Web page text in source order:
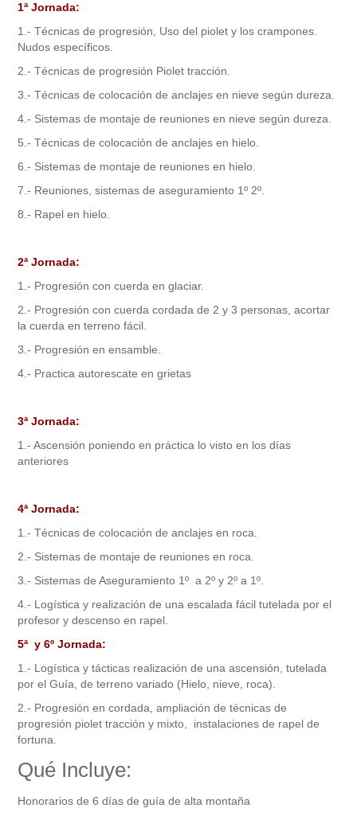
1ª Jornada:
1.- Técnicas de progresión, Uso del piolet y los crampones.
Nudos específicos.
2.- Técnicas de progresión Piolet tracción.
3.- Técnicas de colocación de anclajes en nieve según dureza.
4.- Sistemas de montaje de reuniones en nieve según dureza.
5.- Técnicas de colocación de anclajes en hielo.
6.- Sistemas de montaje de reuniones en hielo.
7.- Reuniones, sistemas de aseguramiento 1º 2º.
8.- Rapel en hielo.
2ª Jornada:
1.- Progresión con cuerda en glaciar.
2.- Progresión con cuerda cordada de 2 y 3 personas, acortar
la cuerda en terreno fácil.
3.- Progresión en ensamble.
4.- Practica autorescate en grietas
3ª Jornada:
1.- Ascensión poniendo en práctica lo visto en los días
anteriores
4ª Jornada:
1.- Técnicas de colocación de anclajes en roca.
2.- Sistemas de montaje de reuniones en roca.
3.- Sistemas de Aseguramiento 1º a 2º y 2º a 1º.
4.- Logística y realización de una escalada fácil tutelada por el
profesor y descenso en rapel.
5ª y 6º Jornada:
1.- Logística y tácticas realización de una ascensión, tutelada
por el Guía, de terreno variado (Hielo, nieve, roca).
2.- Progresión en cordada, ampliación de técnicas de
progresión piolet tracción y mixto, instalaciones de rapel de
fortuna.
Qué Incluye:
Honorarios de 6 días de guía de alta montaña